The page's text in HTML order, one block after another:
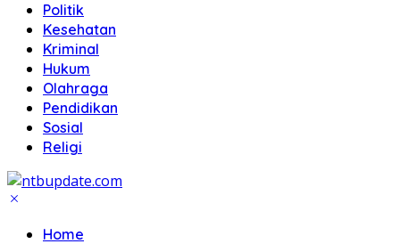
Politik
Kesehatan
Kriminal
Hukum
Olahraga
Pendidikan
Sosial
Religi
Home